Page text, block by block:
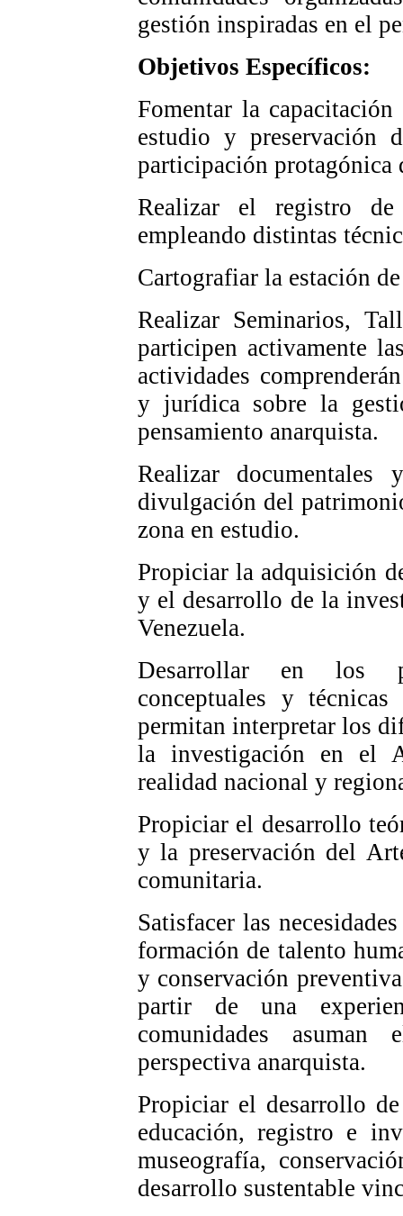
gestión inspiradas en el
Objetivos Específicos:
Fomentar la
estudio y preservación
participación protagónica
Realizar el registro
empleando distintas
Cartografiar la estación
Realizar Seminarios,
participen activamente
actividades
y jurídica sobre la
pensamiento anarquista.
Realizar
divulgación del
zona en estudio.
Propiciar la adquisición
y el desarrollo de la
Venezuela.
Desarrollar en los
conceptuales y
permitan interpretar los
la investigación en el
realidad nacional y
Propiciar el desarrollo
y la preservación del
comunitaria.
Satisfacer las
formación de talento
y conservación
partir de una
comunidades
perspectiva anarquista.
Propiciar el desarrollo
educación, registro e
museografía,
desarrollo sustentable